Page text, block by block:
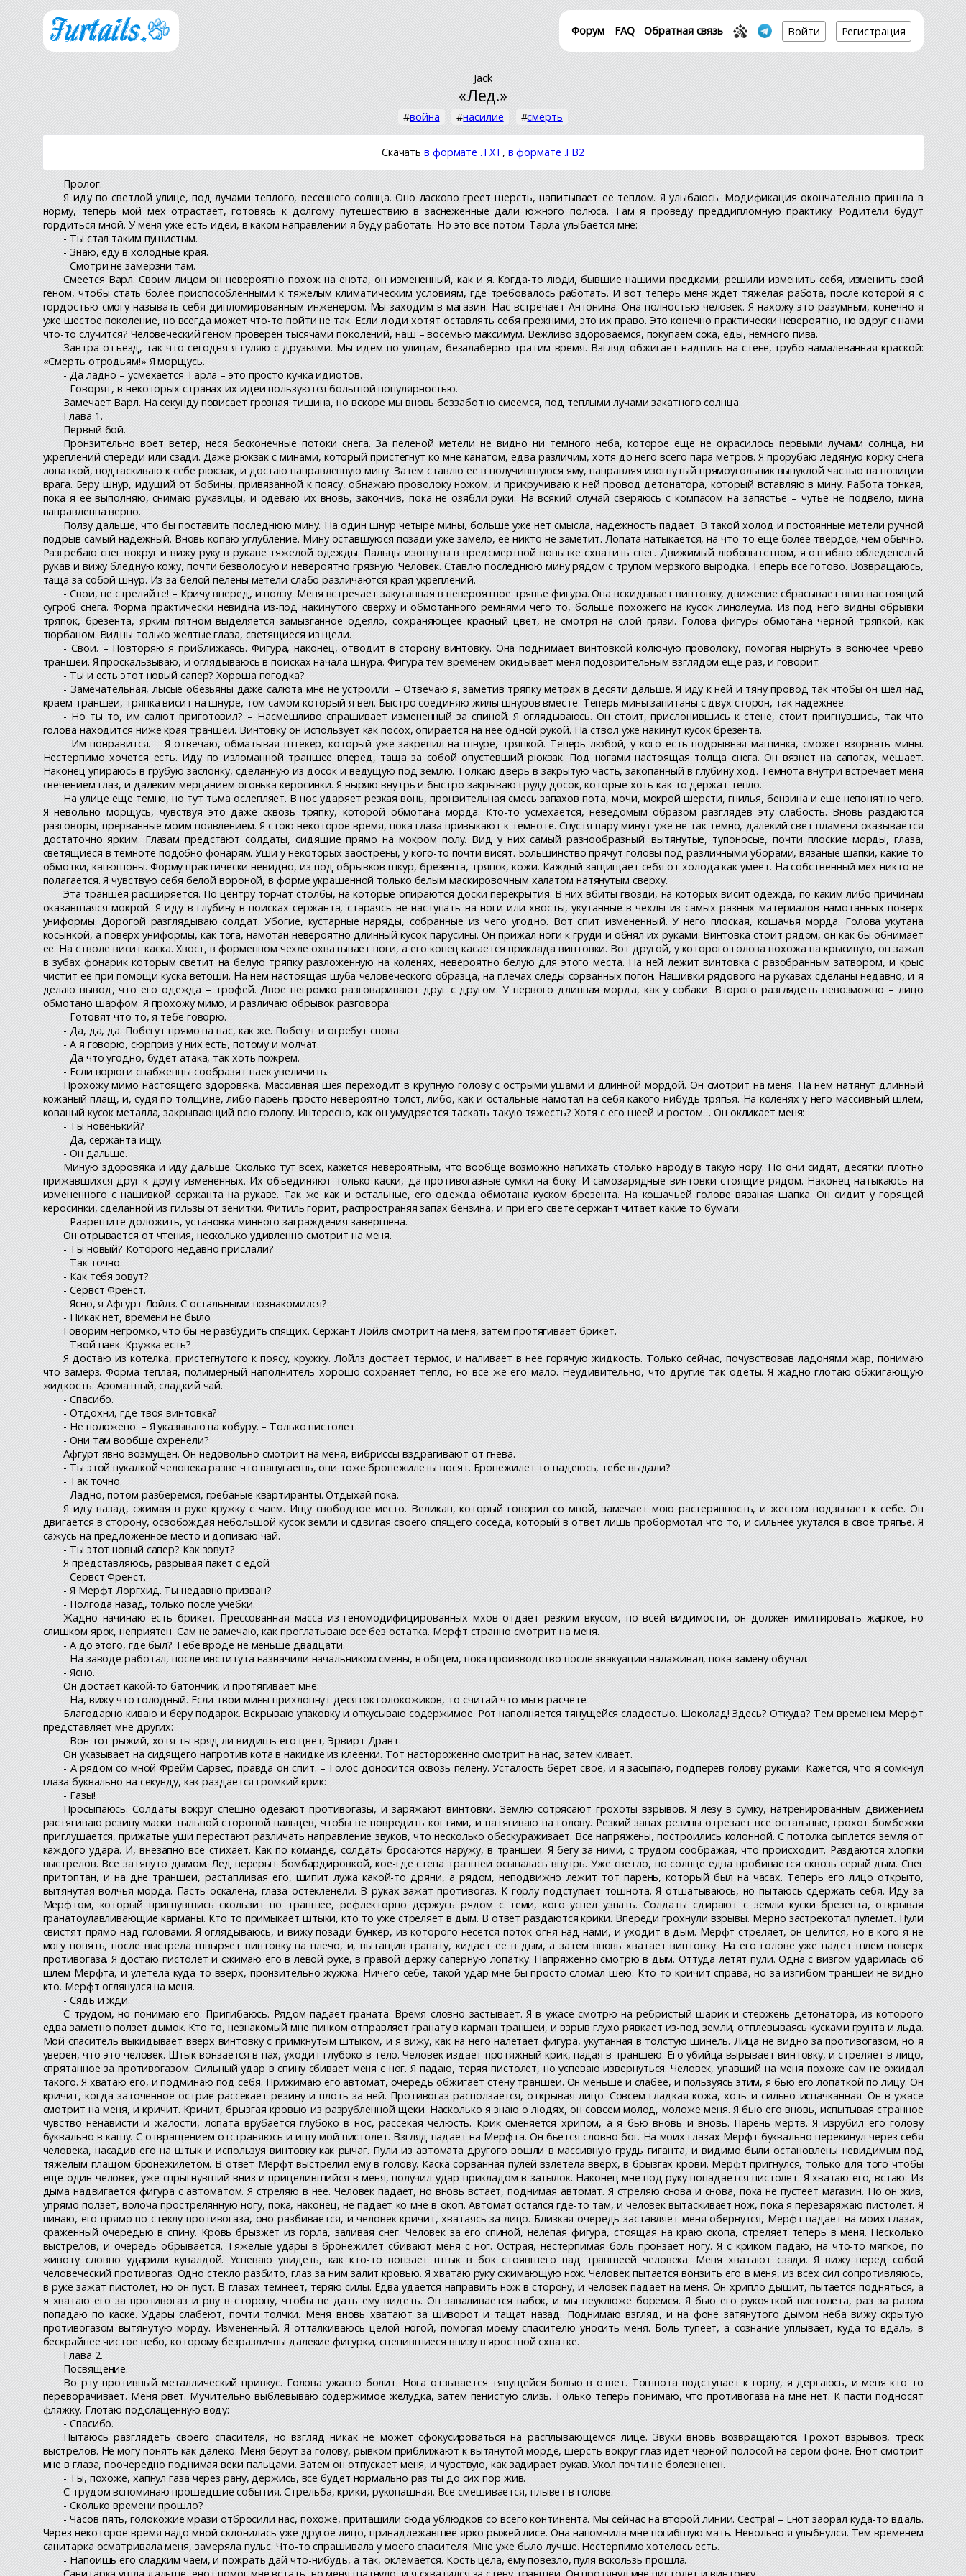
Форум FAQ Обратная связь Войти Регистрация
Jack
«Лед.»
#война #насилие #смерть
Скачатьв формате .TXT, в формате .FB2
Пролог.
Я иду по светлой улице, под лучами теплого, весеннего солнца. Оно ласково греет шерсть, напитывает ее теплом. Я улыбаюсь. Модификация окончательно пришла в
норму, теперь мой мех отрастает, готовясь к долгому путешествию в заснеженные дали южного полюса. Там я проведу преддипломную практику. Родители будут
гордиться мной. У меня уже есть идеи, в каком направлении я буду работать. Но это все потом. Тарла улыбается мне:
- Ты стал таким пушистым.
- Знаю, еду в холодные края.
- Смотри не замерзни там.
Смеется Варл. Своим лицом он невероятно похож на енота, он измененный, как и я. Когда-то люди, бывшие нашими предками, решили изменить себя, изменить свой
геном, чтобы стать более приспособленными к тяжелым климатическим условиям, где требовалось работать. И вот теперь меня ждет тяжелая работа, после которой я с
гордостью смогу называть себя дипломированным инженером. Мы заходим в магазин. Нас встречает Антонина. Она полностью человек. Я нахожу это разумным, конечно я
уже шестое поколение, но всегда может что-то пойти не так. Если люди хотят оставлять себя прежними, это их право. Это конечно практически невероятно, но вдруг с нами
что-то случится? Человеческий геном проверен тысячами поколений, наш – восемью максимум. Вежливо здороваемся, покупаем сока, еды, немного пива.
Завтра отъезд, так что сегодня я гуляю с друзьями. Мы идем по улицам, безалаберно тратим время. Взгляд обжигает надпись на стене, грубо намалеванная краской:
«Смерть отродьям!» Я морщусь.
- Да ладно – усмехается Тарла – это просто кучка идиотов.
- Говорят, в некоторых странах их идеи пользуются большой популярностью.
Замечает Варл. На секунду повисает грозная тишина, но вскоре мы вновь беззаботно смеемся, под теплыми лучами закатного солнца.
Глава 1.
Первый бой.
Пронзительно воет ветер, неся бесконечные потоки снега. За пеленой метели не видно ни темного неба, которое еще не окрасилось первыми лучами солнца, ни
укреплений спереди или сзади. Даже рюкзак с минами, который пристегнут ко мне канатом, едва различим, хотя до него всего пара метров. Я прорубаю ледяную корку снега
лопаткой, подтаскиваю к себе рюкзак, и достаю направленную мину. Затем ставлю ее в получившуюся яму, направляя изогнутый прямоугольник выпуклой частью на позиции
врага. Беру шнур, идущий от бобины, привязанной к поясу, обнажаю проволоку ножом, и прикручиваю к ней провод детонатора, который вставляю в мину. Работа тонкая,
пока я ее выполняю, снимаю рукавицы, и одеваю их вновь, закончив, пока не озябли руки. На всякий случай сверяюсь с компасом на запястье – чутье не подвело, мина
направленна верно.
Ползу дальше, что бы поставить последнюю мину. На один шнур четыре мины, больше уже нет смысла, надежность падает. В такой холод и постоянные метели ручной
подрыв самый надежный. Вновь копаю углубление. Мину оставшуюся позади уже замело, ее никто не заметит. Лопата натыкается, на что-то еще более твердое, чем обычно.
Разгребаю снег вокруг и вижу руку в рукаве тяжелой одежды. Пальцы изогнуты в предсмертной попытке схватить снег. Движимый любопытством, я отгибаю обледенелый
рукав и вижу бледную кожу, почти безволосую и невероятно грязную. Человек. Ставлю последнюю мину рядом с трупом мерзкого выродка. Теперь все готово. Возвращаюсь,
таща за собой шнур. Из-за белой пелены метели слабо различаются края укреплений.
- Свои, не стреляйте! – Кричу вперед, и ползу. Меня встречает закутанная в невероятное тряпье фигура. Она вскидывает винтовку, движение сбрасывает вниз настоящий
сугроб снега. Форма практически невидна из-под накинутого сверху и обмотанного ремнями чего то, больше похожего на кусок линолеума. Из под него видны обрывки
тряпок, брезента, ярким пятном выделяется замызганное одеяло, сохраняющее красный цвет, не смотря на слой грязи. Голова фигуры обмотана черной тряпкой, как
тюрбаном. Видны только желтые глаза, светящиеся из щели.
- Свои. – Повторяю я приближаясь. Фигура, наконец, отводит в сторону винтовку. Она поднимает винтовкой колючую проволоку, помогая нырнуть в вонючее чрево
траншеи. Я проскальзываю, и оглядываюсь в поисках начала шнура. Фигура тем временем окидывает меня подозрительным взглядом еще раз, и говорит:
- Ты и есть этот новый сапер? Хороша погодка?
- Замечательная, лысые обезьяны даже салюта мне не устроили. – Отвечаю я, заметив тряпку метрах в десяти дальше. Я иду к ней и тяну провод так чтобы он шел над
краем траншеи, тряпка висит на шнуре, том самом который я вел. Быстро соединяю жилы шнуров вместе. Теперь мины запитаны с двух сторон, так надежнее.
- Но ты то, им салют приготовил? – Насмешливо спрашивает измененный за спиной. Я оглядываюсь. Он стоит, прислонившись к стене, стоит пригнувшись, так что
голова находится ниже края траншеи. Винтовку он использует как посох, опирается на нее одной рукой. На ствол уже накинут кусок брезента.
- Им понравится. – Я отвечаю, обматывая штекер, который уже закрепил на шнуре, тряпкой. Теперь любой, у кого есть подрывная машинка, сможет взорвать мины.
Нестерпимо хочется есть. Иду по изломанной траншее вперед, таща за собой опустевший рюкзак. Под ногами настоящая толща снега. Он вязнет на сапогах, мешает.
Наконец упираюсь в грубую заслонку, сделанную из досок и ведущую под землю. Толкаю дверь в закрытую часть, закопанный в глубину ход. Темнота внутри встречает меня
свечением глаз, и далеким мерцанием огонька керосинки. Я ныряю внутрь и быстро закрываю груду досок, которые хоть как то держат тепло.
На улице еще темно, но тут тьма ослепляет. В нос ударяет резкая вонь, пронзительная смесь запахов пота, мочи, мокрой шерсти, гнилья, бензина и еще непонятно чего.
Я невольно морщусь, чувствуя это даже сквозь тряпку, которой обмотана морда. Кто-то усмехается, неведомым образом разглядев эту слабость. Вновь раздаются
разговоры, прерванные моим появлением. Я стою некоторое время, пока глаза привыкают к темноте. Спустя пару минут уже не так темно, далекий свет пламени оказывается
достаточно ярким. Глазам предстают солдаты, сидящие прямо на мокром полу. Вид у них самый разнообразный: вытянутые, тупоносые, почти плоские морды, глаза,
светящиеся в темноте подобно фонарям. Уши у некоторых заострены, у кого-то почти висят. Большинство прячут головы под различными уборами, вязаные шапки, какие то
обмотки, капюшоны. Форму практически невидно, из-под обрывков шкур, брезента, тряпок, кожи. Каждый защищает себя от холода как умеет. На собственный мех никто не
полагается. Я чувствую себя белой вороной, в форме украшенной только белым маскировочным халатом натянутым сверху.
Эта траншея расширяется. По центру торчат столбы, на которые опираются доски перекрытия. В них вбиты гвозди, на которых висит одежда, по каким либо причинам
оказавшаяся мокрой. Я иду в глубину в поисках сержанта, стараясь не наступать на ноги или хвосты, укутанные в чехлы из самых разных материалов намотанных поверх
униформы. Дорогой разглядываю солдат. Убогие, кустарные наряды, собранные из чего угодно. Вот спит измененный. У него плоская, кошачья морда. Голова укутана
косынкой, а поверх униформы, как тога, намотан невероятно длинный кусок парусины. Он прижал ноги к груди и обнял их руками. Винтовка стоит рядом, он как бы обнимает
ее. На стволе висит каска. Хвост, в форменном чехле охватывает ноги, а его конец касается приклада винтовки. Вот другой, у которого голова похожа на крысиную, он зажал
в зубах фонарик которым светит на белую тряпку разложенную на коленях, невероятно белую для этого места. На ней лежит винтовка с разобранным затвором, и крыс
чистит ее при помощи куска ветоши. На нем настоящая шуба человеческого образца, на плечах следы сорванных погон. Нашивки рядового на рукавах сделаны недавно, и я
делаю вывод, что его одежда – трофей. Двое негромко разговаривают друг с другом. У первого длинная морда, как у собаки. Второго разглядеть невозможно – лицо
обмотано шарфом. Я прохожу мимо, и различаю обрывок разговора:
- Готовят что то, я тебе говорю.
- Да, да, да. Побегут прямо на нас, как же. Побегут и огребут снова.
- А я говорю, сюрприз у них есть, потому и молчат.
- Да что угодно, будет атака, так хоть пожрем.
- Если ворюги снабженцы сообразят паек увеличить.
Прохожу мимо настоящего здоровяка. Массивная шея переходит в крупную голову с острыми ушами и длинной мордой. Он смотрит на меня. На нем натянут длинный
кожаный плащ, и, судя по толщине, либо парень просто невероятно толст, либо, как и остальные намотал на себя какого-нибудь тряпья. На коленях у него массивный шлем,
кованый кусок металла, закрывающий всю голову. Интересно, как он умудряется таскать такую тяжесть? Хотя с его шеей и ростом… Он окликает меня:
- Ты новенький?
- Да, сержанта ищу.
- Он дальше.
Миную здоровяка и иду дальше. Сколько тут всех, кажется невероятным, что вообще возможно напихать столько народу в такую нору. Но они сидят, десятки плотно
прижавшихся друг к другу измененных. Их объединяют только каски, да противогазные сумки на боку. И самозарядные винтовки стоящие рядом. Наконец натыкаюсь на
измененного с нашивкой сержанта на рукаве. Так же как и остальные, его одежда обмотана куском брезента. На кошачьей голове вязаная шапка. Он сидит у горящей
керосинки, сделанной из гильзы от зенитки. Фитиль горит, распространяя запах бензина, и при его свете сержант читает какие то бумаги.
- Разрешите доложить, установка минного заграждения завершена.
Он отрывается от чтения, несколько удивленно смотрит на меня.
- Ты новый? Которого недавно прислали?
- Так точно.
- Как тебя зовут?
- Сервст Френст.
- Ясно, я Афгурт Лойлз. С остальными познакомился?
- Никак нет, времени не было.
Говорим негромко, что бы не разбудить спящих. Сержант Лойлз смотрит на меня, затем протягивает брикет.
- Твой паек. Кружка есть?
Я достаю из котелка, пристегнутого к поясу, кружку. Лойлз достает термос, и наливает в нее горячую жидкость. Только сейчас, почувствовав ладонями жар, понимаю
что замерз. Форма теплая, полимерный наполнитель хорошо сохраняет тепло, но все же его мало. Неудивительно, что другие так одеты. Я жадно глотаю обжигающую
жидкость. Ароматный, сладкий чай.
- Спасибо.
- Отдохни, где твоя винтовка?
- Не положено. – Я указываю на кобуру. – Только пистолет.
- Они там вообще охренели?
Афгурт явно возмущен. Он недовольно смотрит на меня, вибриссы вздрагивают от гнева.
- Ты этой пукалкой человека разве что напугаешь, они тоже бронежилеты носят. Бронежилет то надеюсь, тебе выдали?
- Так точно.
- Ладно, потом разберемся, гребаные квартиранты. Отдыхай пока.
Я иду назад, сжимая в руке кружку с чаем. Ищу свободное место. Великан, который говорил со мной, замечает мою растерянность, и жестом подзывает к себе. Он
двигается в сторону, освобождая небольшой кусок земли и сдвигая своего спящего соседа, который в ответ лишь пробормотал что то, и сильнее укутался в свое тряпье. Я
сажусь на предложенное место и допиваю чай.
- Ты этот новый сапер? Как зовут?
Я представляюсь, разрывая пакет с едой.
- Сервст Френст.
- Я Мерфт Лоргхид. Ты недавно призван?
- Полгода назад, только после учебки.
Жадно начинаю есть брикет. Прессованная масса из геномодифицированных мхов отдает резким вкусом, по всей видимости, он должен имитировать жаркое, но
слишком ярок, неприятен. Сам не замечаю, как проглатываю все без остатка. Мерфт странно смотрит на меня.
- А до этого, где был? Тебе вроде не меньше двадцати.
- На заводе работал, после института назначили начальником смены, в общем, пока производство после эвакуации налаживал, пока замену обучал.
- Ясно.
Он достает какой-то батончик, и протягивает мне:
- На, вижу что голодный. Если твои мины прихлопнут десяток голокожиков, то считай что мы в расчете.
Благодарно киваю и беру подарок. Вскрываю упаковку и откусываю содержимое. Рот наполняется тянущейся сладостью. Шоколад! Здесь? Откуда? Тем временем Мерфт
представляет мне других:
- Вон тот рыжий, хотя ты вряд ли видишь его цвет, Эрвирт Дравт.
Он указывает на сидящего напротив кота в накидке из клеенки. Тот настороженно смотрит на нас, затем кивает.
- А рядом со мной Фрейм Сарвес, правда он спит. – Голос доносится сквозь пелену. Усталость берет свое, и я засыпаю, подперев голову руками. Кажется, что я сомкнул
глаза буквально на секунду, как раздается громкий крик:
- Газы!
Просыпаюсь. Солдаты вокруг спешно одевают противогазы, и заряжают винтовки. Землю сотрясают грохоты взрывов. Я лезу в сумку, натренированным движением
растягиваю резину маски тыльной стороной пальцев, чтобы не повредить когтями, и натягиваю на голову. Резкий запах резины отрезает все остальные, грохот бомбежки
приглушается, прижатые уши перестают различать направление звуков, что несколько обескураживает. Все напряжены, построились колонной. С потолка сыплется земля от
каждого удара. И, внезапно все стихает. Как по команде, солдаты бросаются наружу, в траншеи. Я бегу за ними, с трудом соображая, что происходит. Раздаются хлопки
выстрелов. Все затянуто дымом. Лед перерыт бомбардировкой, кое-где стена траншеи осыпалась внутрь. Уже светло, но солнце едва пробивается сквозь серый дым. Снег
притоптан, и на дне траншеи, растапливая его, шипит лужа какой-то дряни, а рядом, неподвижно лежит тот парень, который был на часах. Теперь его лицо открыто,
вытянутая волчья морда. Пасть оскалена, глаза остекленели. В руках зажат противогаз. К горлу подступает тошнота. Я отшатываюсь, но пытаюсь сдержать себя. Иду за
Мерфтом, который пригнувшись скользит по траншее, рефлекторно держусь рядом с теми, кого успел узнать. Солдаты сдирают с земли куски брезента, открывая
гранатоулавливающие карманы. Кто то примыкает штыки, кто то уже стреляет в дым. В ответ раздаются крики. Впереди грохнули взрывы. Мерно застрекотал пулемет. Пули
свистят прямо над головами. Я оглядываюсь, и вижу позади бункер, из которого несется поток огня над нами, и уходит в дым. Мерфт стреляет, он целится, но в кого я не
могу понять, после выстрела швыряет винтовку на плечо, и, вытащив гранату, кидает ее в дым, а затем вновь хватает винтовку. На его голове уже надет шлем поверх
противогаза. Я достаю пистолет и сжимаю его в левой руке, в правой держу саперную лопатку. Напряженно смотрю в дым. Оттуда летят пули. Одна с визгом ударилась об
шлем Мерфта, и улетела куда-то вверх, пронзительно жужжа. Ничего себе, такой удар мне бы просто сломал шею. Кто-то кричит справа, но за изгибом траншеи не видно
кто. Мерфт оглянулся на меня.
- Сядь и жди.
С трудом, но понимаю его. Пригибаюсь. Рядом падает граната. Время словно застывает. Я в ужасе смотрю на ребристый шарик и стержень детонатора, из которого
едва заметно ползет дымок. Кто то, незнакомый мне пинком отправляет гранату в карман траншеи, и взрыв глухо рявкает из-под земли, отплевываясь кусками грунта и льда.
Мой спаситель выкидывает вверх винтовку с примкнутым штыком, и я вижу, как на него налетает фигура, укутанная в толстую шинель. Лица не видно за противогазом, но я
уверен, что это человек. Штык вонзается в пах, уходит глубоко в тело. Человек издает протяжный крик, падая в траншею. Его убийца вырывает винтовку, и стреляет в лицо,
спрятанное за противогазом. Сильный удар в спину сбивает меня с ног. Я падаю, теряя пистолет, но успеваю извернуться. Человек, упавший на меня похоже сам не ожидал
такого. Я хватаю его, и подминаю под себя. Прижимаю его автомат, очередь обжигает стену траншеи. Он меньше и слабее, и пользуясь этим, я бью его лопаткой по лицу. Он
кричит, когда заточенное острие рассекает резину и плоть за ней. Противогаз расползается, открывая лицо. Совсем гладкая кожа, хоть и сильно испачканная. Он в ужасе
смотрит на меня, и кричит. Кричит, брызгая кровью из разрубленной щеки. Насколько я знаю о людях, он совсем молод, моложе меня. Я бью его вновь, испытывая странное
чувство ненависти и жалости, лопата врубается глубоко в нос, рассекая челюсть. Крик сменяется хрипом, а я бью вновь и вновь. Парень мертв. Я изрубил его голову
буквально в кашу. С отвращением отстраняюсь и ищу мой пистолет. Взгляд падает на Мерфта. Он бьется словно бог. На моих глазах Мерфт буквально перекинул через себя
человека, насадив его на штык и используя винтовку как рычаг. Пули из автомата другого вошли в массивную грудь гиганта, и видимо были остановлены невидимым под
тяжелым плащом бронежилетом. В ответ Мерфт выстрелил ему в голову. Каска сорванная пулей взлетела вверх, в брызгах крови. Мерфт пригнулся, только для того чтобы
еще один человек, уже спрыгнувший вниз и прицелившийся в меня, получил удар прикладом в затылок. Наконец мне под руку попадается пистолет. Я хватаю его, встаю. Из
дыма надвигается фигура с автоматом. Я стреляю в нее. Человек падает, но вновь встает, поднимая автомат. Я стреляю снова и снова, пока не пустеет магазин. Но он жив,
упрямо ползет, волоча прострелянную ногу, пока, наконец, не падает ко мне в окоп. Автомат остался где-то там, и человек вытаскивает нож, пока я перезаряжаю пистолет. Я
пинаю, его прямо по стеклу противогаза, оно разбивается, и человек кричит, хватаясь за лицо. Близкая очередь заставляет меня обернутся, Мерфт падает на моих глазах,
сраженный очередью в спину. Кровь брызжет из горла, заливая снег. Человек за его спиной, нелепая фигура, стоящая на краю окопа, стреляет теперь в меня. Несколько
выстрелов, и очередь обрывается. Тяжелые удары в бронежилет сбивают меня с ног. Острая, нестерпимая боль пронзает ногу. Я с криком падаю, на что-то мягкое, по
животу словно ударили кувалдой. Успеваю увидеть, как кто-то вонзает штык в бок стоявшего над траншеей человека. Меня хватают сзади. Я вижу перед собой
человеческий противогаз. Одно стекло разбито, глаз за ним залит кровью. Я хватаю руку сжимающую нож. Человек пытается вонзить его в меня, из всех сил сопротивляюсь,
в руке зажат пистолет, но он пуст. В глазах темнеет, теряю силы. Едва удается направить нож в сторону, и человек падает на меня. Он хрипло дышит, пытается подняться, а
я хватаю его за противогаз и рву в сторону, чтобы не дать ему видеть. Он заваливается набок, и мы неуклюже боремся. Я бью его рукояткой пистолета, раз за разом
попадаю по каске. Удары слабеют, почти толчки. Меня вновь хватают за шиворот и тащат назад. Поднимаю взгляд, и на фоне затянутого дымом неба вижу скрытую
противогазом вытянутую морду. Измененный. Я отталкиваюсь целой ногой, помогая моему спасителю уносить меня. Боль тупеет, а сознание уплывает, куда-то вдаль, в
бескрайнее чистое небо, которому безразличны далекие фигурки, сцепившиеся внизу в яростной схватке.
Глава 2.
Посвящение.
Во рту противный металлический привкус. Голова ужасно болит. Нога отзывается тянущейся болью в ответ. Тошнота подступает к горлу, я дергаюсь, и меня кто то
переворачивает. Меня рвет. Мучительно выблевываю содержимое желудка, затем пенистую слизь. Только теперь понимаю, что противогаза на мне нет. К пасти подносят
фляжку. Глотаю подслащенную воду:
- Спасибо.
Пытаюсь разглядеть своего спасителя, но взгляд никак не может сфокусироваться на расплывающемся лице. Звуки вновь возвращаются. Грохот взрывов, треск
выстрелов. Не могу понять как далеко. Меня берут за голову, рывком приближают к вытянутой морде, шерсть вокруг глаз идет черной полосой на сером фоне. Енот смотрит
мне в глаза, поочередно поднимая веки пальцами. Затем он отпускает меня, и чувствую, как задирает рукав. Укол почти не болезненен.
- Ты, похоже, хапнул газа через рану, держись, все будет нормально раз ты до сих пор жив.
С трудом вспоминаю прошедшие события. Стрельба, крики, рукопашная. Все смешивается, плывет в голове.
- Сколько времени прошло?
- Часов пять, голокожие мрази отбросили нас, похоже, притащили сюда ублюдков со всего континента. Мы сейчас на второй линии. Сестра! – Енот заорал куда-то вдаль.
Через некоторое время надо мной склонилась уже другое лицо, принадлежавшее ярко рыжей лисе. Она напомнила мне погибшую мать. Невольно я улыбнулся. Тем временем
санитарка осматривала меня, замеряла пульс. Что-то спрашивала у моего спасителя. Мне уже было лучше. Нестерпимо хотелось есть.
- Напоишь его сладким чаем, и пожрать дай что-нибудь, а так, оклемается. Кость цела, ему повезло, пуля вскользь прошла.
Санитарка ушла дальше, енот помог мне встать, но меня шатнуло, и я схватился за стену траншеи. Он протянул мне пистолет и винтовку.